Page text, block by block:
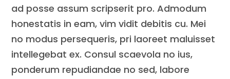
ad posse assum scripserit pro. Admodum
honestatis in eam, vim vidit debitis cu. Mei
no modus persequeris, pri laoreet maluisset
intellegebat ex. Consul scaevola no ius,
ponderum repudiandae no sed, labore